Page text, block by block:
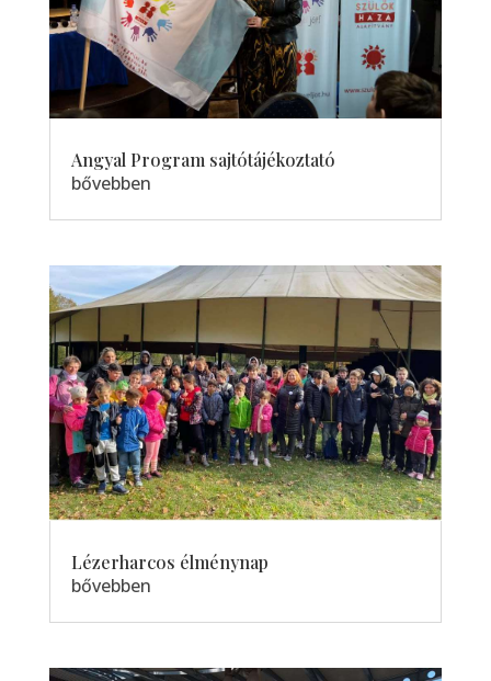
Angyal Program sajtótájékoztató
bővebben
Lézerharcos élménynap
bővebben